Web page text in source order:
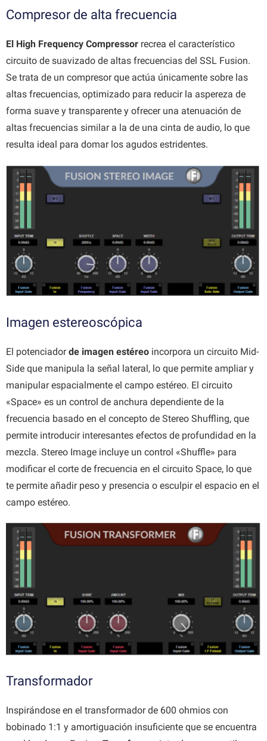
Compresor de alta frecuencia
El High Frequency Compressor recrea el característico
circuito de suavizado de altas frecuencias del SSL Fusion.
Se trata de un compresor que actúa únicamente sobre las
altas frecuencias, optimizado para reducir la aspereza de
forma suave y transparente y ofrecer una atenuación de
altas frecuencias similar a la de una cinta de audio, lo que
resulta ideal para domar los agudos estridentes.
Imagen estereoscópica
El potenciadorde imagen estéreo incorpora un circuito Mid-
Side que manipula la señal lateral, lo que permite ampliar y
manipular espacialmente el campo estéreo. El circuito
«Space» es un control de anchura dependiente de la
frecuencia basado en el concepto de Stereo Shuffling, que
permite introducir interesantes efectos de profundidad en la
mezcla. Stereo Image incluye un control «Shuffle» para
modificar el corte de frecuencia en el circuito Space, lo que
te permite añadir peso y presencia o esculpir el espacio en el
campo estéreo.
Transformador
Inspirándose en el transformador de 600 ohmios con
bobinado 1:1 y amortiguación insuficiente que se encuentra